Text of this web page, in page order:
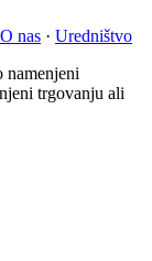
O nas · Uredništvo
namenjeni
trgovanju ali